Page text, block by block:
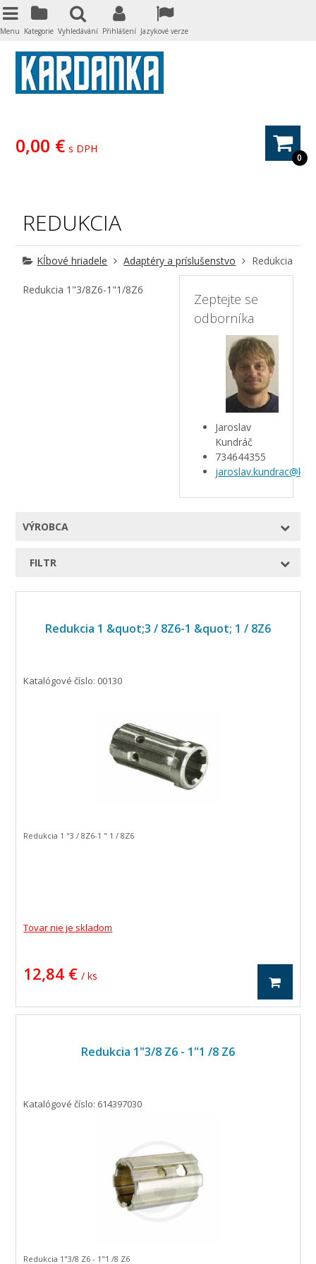
0
0,00 € s DPH
REDUKCIA
Kĺbové hriadele Adaptéry a príslušenstvo Redukcia
Zeptejte se
odborníka
Jaroslav
Kundráč
734644355
Redukcia 1"3/8Z6-1"1/8Z6
VÝROBCA
FILTR
Redukcia 1 &quot;3 / 8Z6-1 &quot; 1 / 8Z6
Katalógové číslo: 00130
Tovar nie je skladom
12,84 € / ks
Redukcia 1 "3 / 8Z6-1 " 1 / 8Z6
Redukcia 1"3/8 Z6 - 1"1 /8 Z6
Katalógové číslo: 614397030
Redukcia 1"3/8 Z6 - 1"1 /8 Z6
Menu Kategorie Vyhledávání Přihlášení Jazykové verze